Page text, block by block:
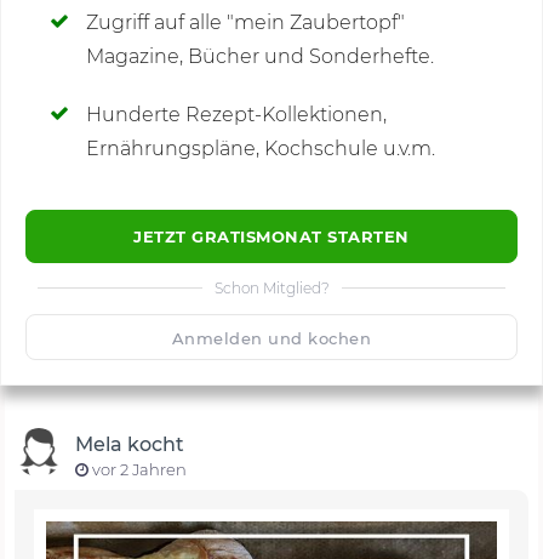
Zugriff auf alle "mein Zaubertopf"
Magazine, Bücher und Sonderhefte.
Hunderte Rezept-Kollektionen,
Ernährungspläne, Kochschule u.v.m.
JETZT GRATISMONAT STARTEN
Schon Mitglied?
Anmelden und kochen
Kommentare(4)
🙂 1500 Speichern
Mela kocht
vor 2 Jahren